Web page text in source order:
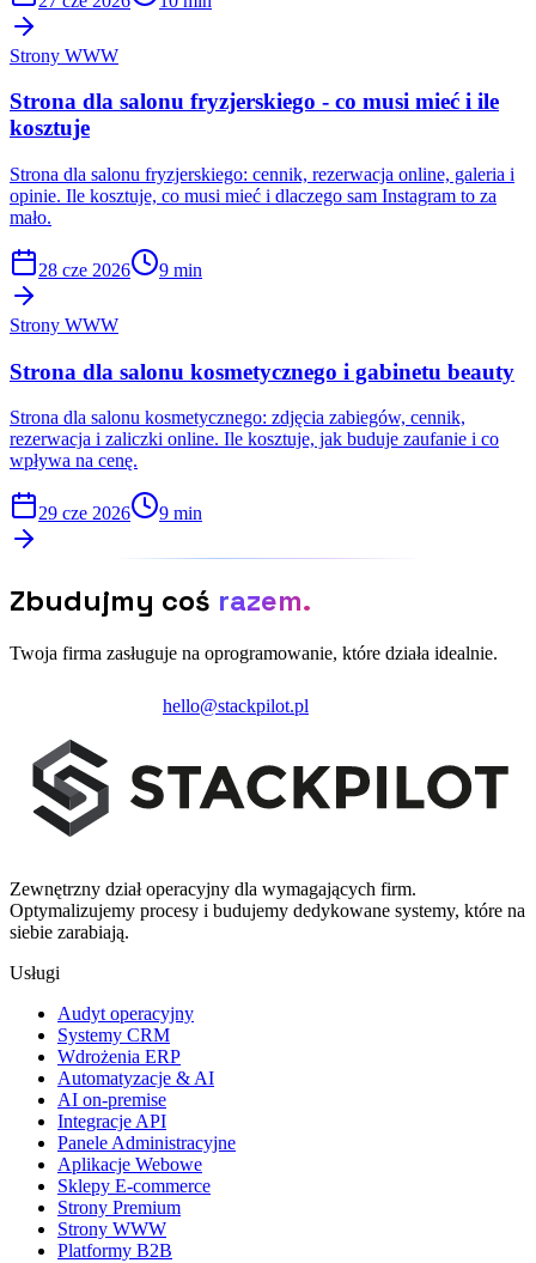
Strony WWW
Strona dla salonu fryzjerskiego - co musi mieć i ile
kosztuje
Strona dla salonu fryzjerskiego: cennik, rezerwacja online, galeria i
opinie. Ile kosztuje, co musi mieć i dlaczego sam Instagram to za
mało.
28 cze 2026 9 min
Strony WWW
Strona dla salonu kosmetycznego i gabinetu beauty
Strona dla salonu kosmetycznego: zdjęcia zabiegów, cennik,
rezerwacja i zaliczki online. Ile kosztuje, jak buduje zaufanie i co
wpływa na cenę.
29 cze 2026 9 min
Zbudujmy coś razem.
Twoja firma zasługuje na oprogramowanie, które działa idealnie.
hello@stackpilot.pl
Zewnętrzny dział operacyjny dla wymagających firm.
Optymalizujemy procesy i budujemy dedykowane systemy, które na
siebie zarabiają.
Usługi
Audyt operacyjny
Systemy CRM
Wdrożenia ERP
Automatyzacje & AI
AI on-premise
Integracje API
Panele Administracyjne
Aplikacje Webowe
Sklepy E-commerce
Strony Premium
Strony WWW
Platformy B2B